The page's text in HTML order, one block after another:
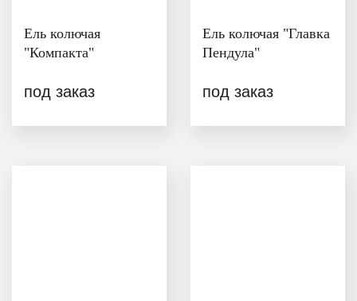
Ель колючая
"Компакта"
под заказ
Ель колючая "Главка
Пендула"
под заказ